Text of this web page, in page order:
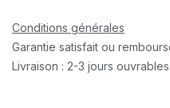
Conditions générales
Garantie satisfait ou
Livraison : 2-3 jours ouvrables